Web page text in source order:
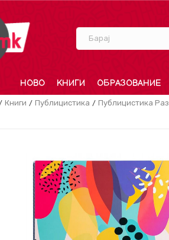
Барај
НОВО КНИГИ ОБРАЗОВАНИЕ
Книги Публицистика Публицистика